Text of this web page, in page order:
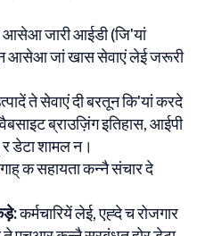
जारी आईडी (जि'यां
आसेआ जां खास सेवाएं लेई जरूरी
ते सेवाएं दी बरतून कि'यां करदे
ब्राउज़िंग इतिहास, आईपी
र डेटा शामल न।
क सहायता कन्नै संचार दे
कर्मचारियें लेई, एह्दे च रोजगार